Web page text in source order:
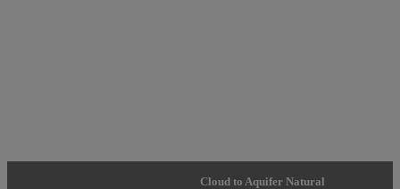
Cloud to Aquifer Natural